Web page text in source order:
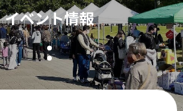
公園・施設紹介
アクセス
イベント情報